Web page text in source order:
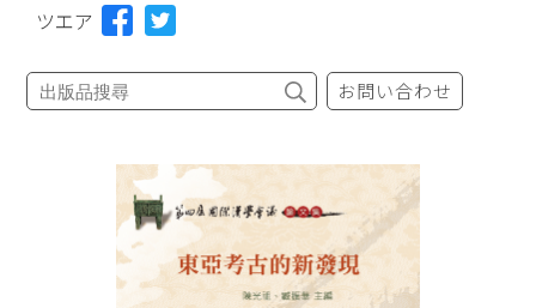
ツエア
お問い合わせ